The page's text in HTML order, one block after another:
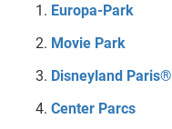
Europa-Park
Movie Park
Disneyland Paris®
Center Parcs